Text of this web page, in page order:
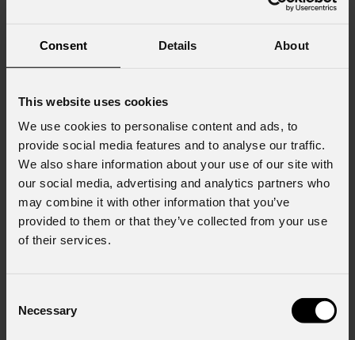
Consent Details About
This website uses cookies
We use cookies to personalise content and ads, to
provide social media features and to analyse our traffic.
We also share information about your use of our site with
our social media, advertising and analytics partners who
may combine it with other information that you’ve
provided to them or that they’ve collected from your use
of their services.
Selection
Necessary